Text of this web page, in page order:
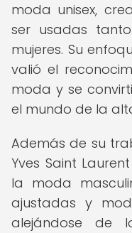
moda unisex,
ser usadas
mujeres. Su
valió el
moda y se
el mundo de la
Además de su
Yves Saint
la moda
ajustadas y
alejándose de